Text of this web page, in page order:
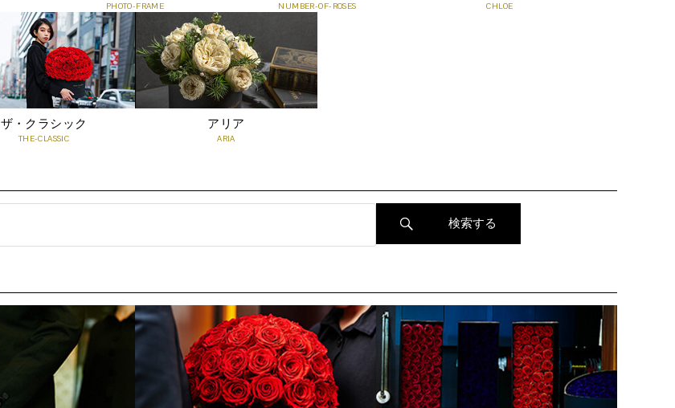
空間を上質に引き上げます。
プロポーズや記念日の思い出を残すアイテムとしてもおす
すめのインテリアギフト。
[Mサイズ] W 9cm × D 9cm × H 10cm
メッセージカードサービス(無料オプション)
お客様ご希望のメッセージを印字してお届けするカードで
す。
近はお避けください。落ち着いた環境に飾るほど、花の表
Q. メッセージの代筆は可能ですか？
A. はい。無料でメッセージカードをお付けいたします。ご
注文時に50文字程度までのメッセージをご入力いただけま
PHOTO-FRAME NUMBER-OF-ROSES CHLOE
ザ・クラシック
THE-CLASSIC
アリア
ARIA